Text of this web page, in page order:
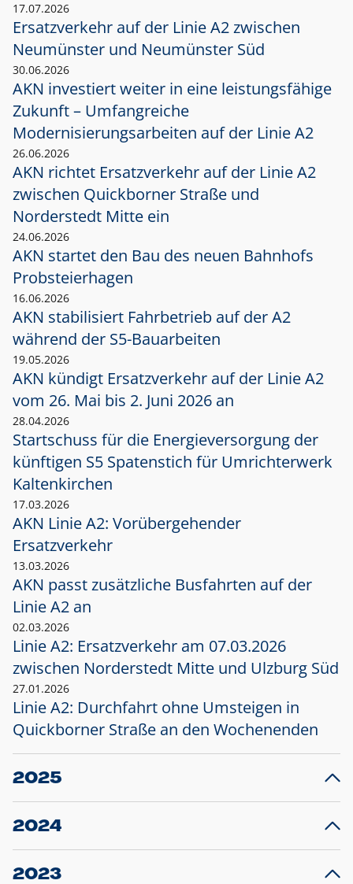
17.07.2026
Ersatzverkehr auf der Linie A2 zwischen
Neumünster und Neumünster Süd
30.06.2026
AKN investiert weiter in eine leistungsfähige
Zukunft – Umfangreiche
Modernisierungsarbeiten auf der Linie A2
26.06.2026
AKN richtet Ersatzverkehr auf der Linie A2
zwischen Quickborner Straße und
Norderstedt Mitte ein
24.06.2026
AKN startet den Bau des neuen Bahnhofs
Probsteierhagen
16.06.2026
AKN stabilisiert Fahrbetrieb auf der A2
während der S5-Bauarbeiten
19.05.2026
AKN kündigt Ersatzverkehr auf der Linie A2
vom 26. Mai bis 2. Juni 2026 an
28.04.2026
Startschuss für die Energieversorgung der
künftigen S5 Spatenstich für Umrichterwerk
Kaltenkirchen
17.03.2026
AKN Linie A2: Vorübergehender
Ersatzverkehr
13.03.2026
AKN passt zusätzliche Busfahrten auf der
Linie A2 an
02.03.2026
Linie A2: Ersatzverkehr am 07.03.2026
zwischen Norderstedt Mitte und Ulzburg Süd
27.01.2026
Linie A2: Durchfahrt ohne Umsteigen in
Quickborner Straße an den Wochenenden
2025
23.12.2025
Projekt S5: Start der Bauarbeiten am
2024
10.12.2024
Großprojekt S5: Sperrung der Bahnstraße in
2023